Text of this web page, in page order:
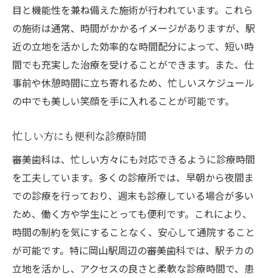
目と機能性を兼ね備えた施術が行われています。これら
の施術は通常、時間がかかるイメージがありますが、駅
近の立地を活かした効率的な時間配分によって、短い時
間でも充実した治療を受けることができます。また、仕
事前や休憩時間に立ち寄れるため、忙しいスケジュール
の中でも美しい笑顔を手に入れることが可能です。
忙しい方にも便利な診療時間
審美歯科は、忙しい方々にも対応できるように診療時間
を工夫しています。多くの診療所では、早朝から夜間ま
での診療を行っており、週末も診療している場合が多い
ため、働く方や学生にとっても便利です。これにより、
時間の制約を気にすることなく、安心して通院すること
が可能です。特に岡山駅周辺の審美歯科では、駅チカの
立地を活かし、アクセスの良さと柔軟な診療時間で、患